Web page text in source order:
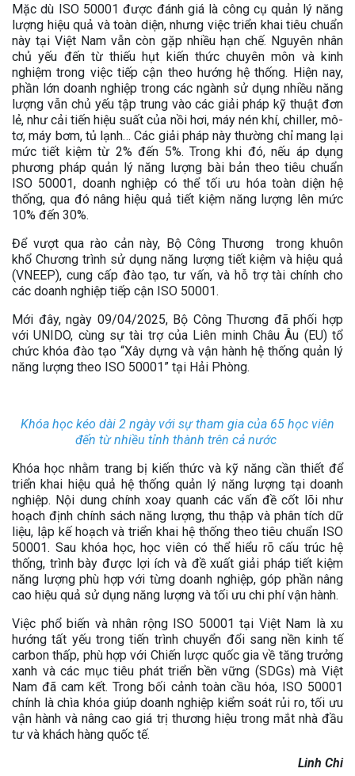
Mặc dù ISO 50001 được đánh giá là công cụ quản lý năng
lượng hiệu quả và toàn diện, nhưng việc triển khai tiêu chuẩn
này tại Việt Nam vẫn còn gặp nhiều hạn chế. Nguyên nhân
chủ yếu đến từ thiếu hụt kiến thức chuyên môn và kinh
nghiệm trong việc tiếp cận theo hướng hệ thống. Hiện nay,
phần lớn doanh nghiệp trong các ngành sử dụng nhiều năng
lượng vẫn chủ yếu tập trung vào các giải pháp kỹ thuật đơn
lẻ, như cải tiến hiệu suất của nồi hơi, máy nén khí, chiller, mô-
tơ, máy bơm, tủ lạnh… Các giải pháp này thường chỉ mang lại
mức tiết kiệm từ 2% đến 5%. Trong khi đó, nếu áp dụng
phương pháp quản lý năng lượng bài bản theo tiêu chuẩn
ISO 50001, doanh nghiệp có thể tối ưu hóa toàn diện hệ
thống, qua đó nâng hiệu quả tiết kiệm năng lượng lên mức
10% đến 30%.
Để vượt qua rào cản này, Bộ Công Thương trong khuôn
khổ Chương trình sử dụng năng lượng tiết kiệm và hiệu quả
(VNEEP), cung cấp đào tạo, tư vấn, và hỗ trợ tài chính cho
các doanh nghiệp tiếp cận ISO 50001.
Mới đây, ngày 09/04/2025, Bộ Công Thương đã phối hợp
với UNIDO, cùng sự tài trợ của Liên minh Châu Âu (EU) tổ
chức khóa đào tạo “Xây dựng và vận hành hệ thống quản lý
năng lượng theo ISO 50001” tại Hải Phòng.
Khóa học kéo dài 2 ngày với sự tham gia của 65 học viên
đến từ nhiều tỉnh thành trên cả nước
Khóa học nhằm trang bị kiến thức và kỹ năng cần thiết để
triển khai hiệu quả hệ thống quản lý năng lượng tại doanh
nghiệp. Nội dung chính xoay quanh các vấn đề cốt lõi như
hoạch định chính sách năng lượng, thu thập và phân tích dữ
liệu, lập kế hoạch và triển khai hệ thống theo tiêu chuẩn ISO
50001. Sau khóa học, học viên có thể hiểu rõ cấu trúc hệ
thống, trình bày được lợi ích và đề xuất giải pháp tiết kiệm
năng lượng phù hợp với từng doanh nghiệp, góp phần nâng
cao hiệu quả sử dụng năng lượng và tối ưu chi phí vận hành.
Việc phổ biến và nhân rộng ISO 50001 tại Việt Nam là xu
hướng tất yếu trong tiến trình chuyển đổi sang nền kinh tế
carbon thấp, phù hợp với Chiến lược quốc gia về tăng trưởng
xanh và các mục tiêu phát triển bền vững (SDGs) mà Việt
Nam đã cam kết. Trong bối cảnh toàn cầu hóa, ISO 50001
chính là chìa khóa giúp doanh nghiệp kiểm soát rủi ro, tối ưu
vận hành và nâng cao giá trị thương hiệu trong mắt nhà đầu
tư và khách hàng quốc tế.
Linh Chi